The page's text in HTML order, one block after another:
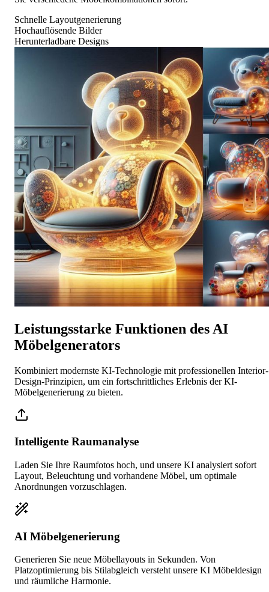
Schnelle Layoutgenerierung
Hochauflösende Bilder
Herunterladbare Designs
Leistungsstarke Funktionen des AI
Möbelgenerators
Kombiniert modernste KI-Technologie mit professionellen Interior-
Design-Prinzipien, um ein fortschrittliches Erlebnis der KI-
Möbelgenerierung zu bieten.
Intelligente Raumanalyse
Laden Sie Ihre Raumfotos hoch, und unsere KI analysiert sofort
Layout, Beleuchtung und vorhandene Möbel, um optimale
Anordnungen vorzuschlagen.
AI Möbelgenerierung
Generieren Sie neue Möbellayouts in Sekunden. Von
Platzoptimierung bis Stilabgleich versteht unsere KI Möbeldesign
und räumliche Harmonie.